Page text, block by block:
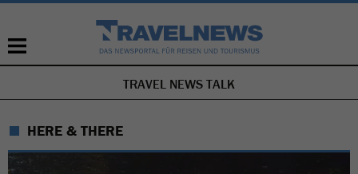
NAVIGATION
ÜBERSPRINGEN
TRAVEL NEWS TALK
HERE & THERE